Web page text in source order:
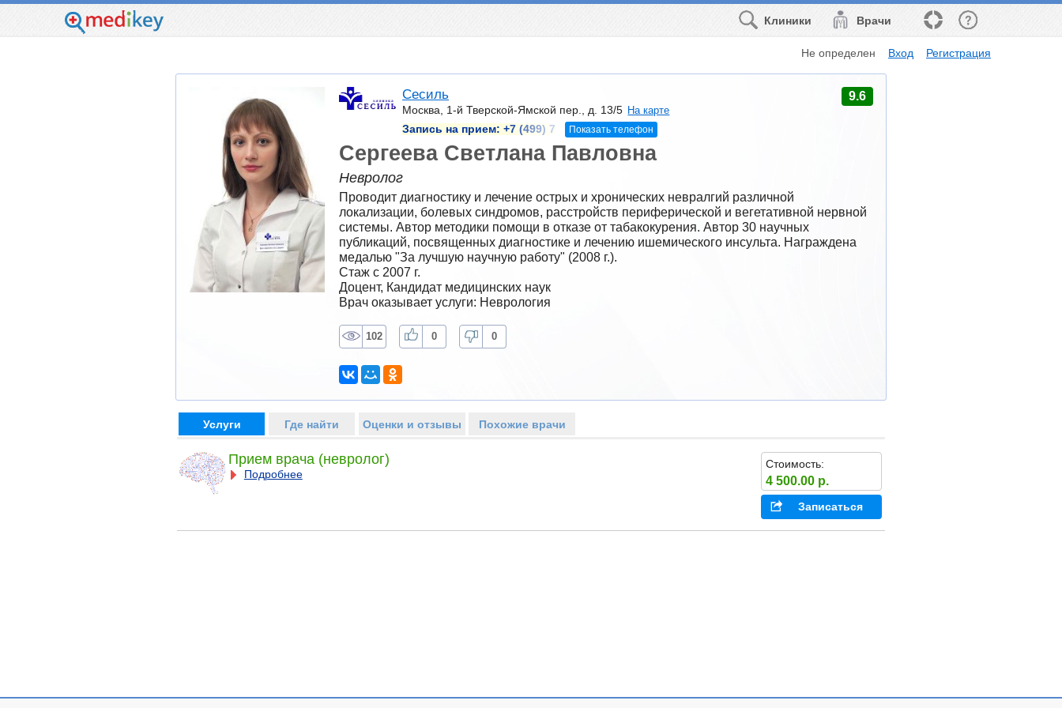
Врачи
Клиники
Не определен Вход Регистрация
Сесиль
Москва, 1-й Тверской-Ямской пер., д. 13/5 На карте
Запись на прием: +7 (499) 7 Показать телефон
9.6
Сергеева Светлана Павловна
Невролог
Проводит диагностику и лечение острых и хронических невралгий различной
локализации, болевых синдромов, расстройств периферической и вегетативной нервной
системы. Автор методики помощи в отказе от табакокурения. Автор 30 научных
публикаций, посвященных диагностике и лечению ишемического инсульта. Награждена
медалью "За лучшую научную работу" (2008 г.).
Стаж с 2007 г.
Доцент, Кандидат медицинских наук
Врач оказывает услуги: Неврология
102 0 0
Услуги Где найти Оценки и отзывы Похожие врачи
Прием врача (невролог)
Подробнее
Стоимость:
4 500.00 р.
Записаться